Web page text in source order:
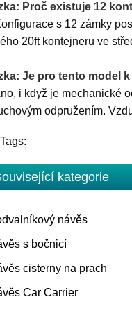
Proč existuje 12
s 12 zámky
20ft kontejneru ve
Je pro tento model
i když je mechanické
odpružením.
kategorie
návěs
s bočnicí
cisterny na prach
Car Carrier